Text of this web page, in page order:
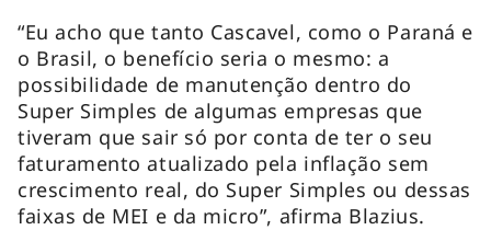
“Eu acho que tanto Cascavel, como o Paraná e
o Brasil, o benefício seria o mesmo: a
possibilidade de manutenção dentro do
Super Simples de algumas empresas que
tiveram que sair só por conta de ter o seu
faturamento atualizado pela inflação sem
crescimento real, do Super Simples ou dessas
faixas de MEI e da micro”, afirma Blazius.